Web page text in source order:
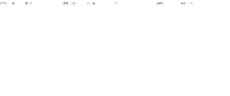
Αποδέχομαι την Πολιτική Απορρήτου και τους Όρους Χρήσης της